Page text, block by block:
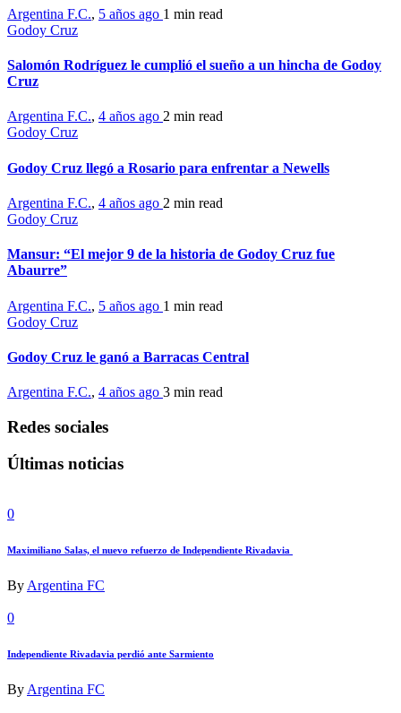
Argentina F.C., 5 años ago 1 min read
Godoy Cruz
Salomón Rodríguez le cumplió el sueño a un hincha de Godoy
Cruz
Argentina F.C., 4 años ago 2 min read
Godoy Cruz
Godoy Cruz llegó a Rosario para enfrentar a Newells
Argentina F.C., 4 años ago 2 min read
Godoy Cruz
Mansur: “El mejor 9 de la historia de Godoy Cruz fue
Abaurre”
Argentina F.C., 5 años ago 1 min read
Godoy Cruz
Godoy Cruz le ganó a Barracas Central
Argentina F.C., 4 años ago 3 min read
Redes sociales
Últimas noticias
0
Maximiliano Salas, el nuevo refuerzo de Independiente Rivadavia
By Argentina FC
0
Independiente Rivadavia perdió ante Sarmiento
By Argentina FC